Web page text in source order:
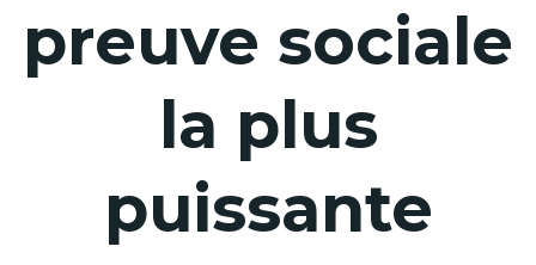
preuve sociale
la plus
puissante